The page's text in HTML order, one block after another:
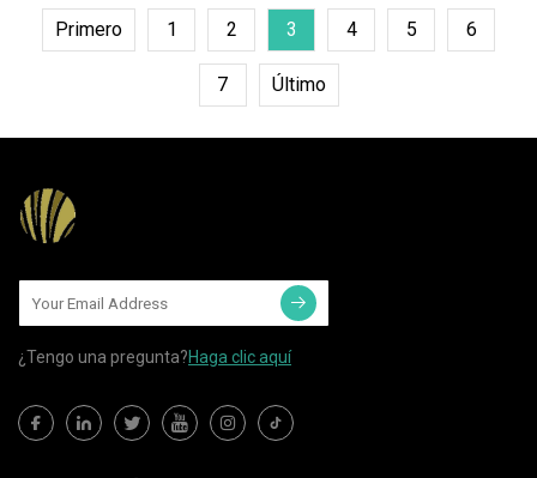
Primero 1 2 3 4 5 6
7 Último
¿Tengo una pregunta?Haga clic aquí